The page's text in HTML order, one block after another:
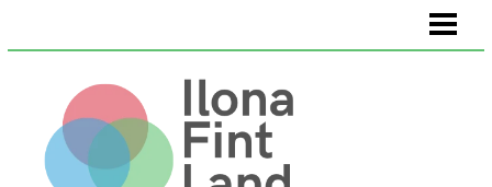
KÖPA KONST
OM OSS